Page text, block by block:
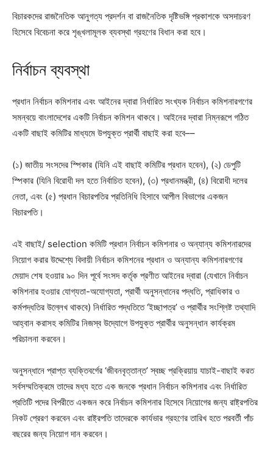
বিচারকদের রাজনৈতিক আনুগত্য প্রদর্শন বা রাজনৈতিক দৃষ্টিভঙ্গি প্রকাশকে অসদাচরণ
হিসেবে বিবেচনা করে শৃঙ্খলামূলক ব্যবস্থা গ্রহণের বিধান করা হবে।
নির্বাচন ব্যবস্থা
প্রধান নির্বাচন কমিশনার এবং আইনের দ্বারা নির্ধারিত সংখ্যক নির্বাচন কমিশনারগণের
সমন্বয়ে বাংলাদেশের একটি নির্বাচন কমিশন থাকবে। আইনের দ্বারা নিম্নরূপে গঠিত
একটি বাছাই কমিটির মাধ্যমে উপযুক্ত প্রার্থী বাছাই করা হবে––
(১) জাতীয় সংসদের স্পিকার (যিনি এই বাছাই কমিটির প্রধান হবেন), (২) ডেপুটি
স্পিকার (যিনি বিরোধী দল হতে নির্বাচিত হবেন), (৩) প্রধানমন্ত্রী, (৪) বিরোধী দলের
নেতা, এবং (৫) প্রধান বিচারপতির প্রতিনিধি হিসাবে আপীল বিভাগের একজন
বিচারপতি।
এই বাছাই/ selection কমিটি প্রধান নির্বাচন কমিশনার ও অন্যান্য কমিশনারদের
নিয়োগ করার উদ্দেশ্যে বিদায়ী নির্বাচন কমিশনের প্রধান ও অন্যান্য কমিশনারগণের
মেয়াদ শেষ হওয়ার ৯০ দিন পূর্বে সংসদ কর্তৃক প্রণীত আইনের দ্বারা (যেখানে নির্বাচন
কমিশনার হওয়ার যোগ্যতা-অযোগ্যতা, প্রার্থী অনুসন্ধানের পদ্ধতি, প্রাধিকার ও
কর্মপদ্ধতির উল্লেখ থাকবে) নির্ধারিত পদ্ধতিতে ‘ইচ্ছাপত্র’ ও প্রার্থীর সংশ্লিষ্ট তথ্যাদি
আহ্বান করাসহ কমিটির নিজস্ব উদ্যোগে উপযুক্ত প্রার্থীর অনুসন্ধান কার্যক্রম
পরিচালনা করবেন।
অনুসন্ধানে প্রাপ্ত ব্যক্তিবর্গের ‘জীবনবৃত্তান্ত’ স্বচ্ছ প্রক্রিয়ায় যাচাই-বাছাই করত
সর্বসম্মতিক্রমে তাদের মধ্য হতে এক জনকে প্রধান নির্বাচন কমিশনার এবং নির্ধারিত
প্রতিটি পদের বিপরীতে একজন করে নির্বাচন কমিশনার হিসেবে নিয়োগের জন্য রাষ্ট্রপতির
নিকট প্রেরণ করবেন এবং রাষ্ট্রপতি তাদেরকে কার্যভার গ্রহণের তারিখ হতে পরবর্তী পাঁচ
বছরের জন্য নিয়োগ দান করবেন।